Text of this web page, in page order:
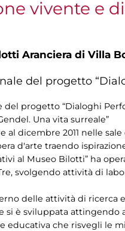
vivente e
Aranciera di Villa
del progetto
progetto “Dialoghi
Una vita surreale”
al dicembre 2011 nelle
d'arte traendo
al Museo Bilotti” ha
svolgendo attività di
delle attività di
si è sviluppata attingendo
educativa che risvegli le